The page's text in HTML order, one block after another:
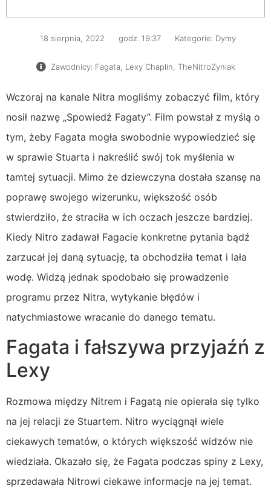
18 sierpnia, 2022 godz. 19:37 Kategorie: Dymy
Zawodnicy: Fagata, Lexy Chaplin TheNitroZyniak
Wczoraj na kanale Nitra mogliśmy zobaczyć film, który
nosił nazwę „Spowiedź Fagaty”. Film powstał z myślą o
tym, żeby Fagata mogła swobodnie wypowiedzieć się
w sprawie Stuarta i nakreślić swój tok myślenia w
tamtej sytuacji. Mimo że dziewczyna dostała szansę na
poprawę swojego wizerunku, większość osób
stwierdziło, że straciła w ich oczach jeszcze bardziej.
Kiedy Nitro zadawał Fagacie konkretne pytania bądź
zarzucał jej daną sytuację, ta obchodziła temat i lała
wodę. Widzą jednak spodobało się prowadzenie
programu przez Nitra, wytykanie błędów i
natychmiastowe wracanie do danego tematu.
Fagata i fałszywa przyjaźń z
Lexy
Rozmowa między Nitrem i Fagatą nie opierała się tylko
na jej relacji ze Stuartem. Nitro wyciągnął wiele
ciekawych tematów, o których większość widzów nie
wiedziała. Okazało się, że Fagata podczas spiny z Lexy,
sprzedawała Nitrowi ciekawe informacje na jej temat.